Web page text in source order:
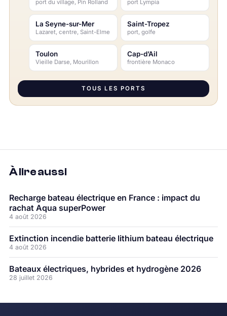
port du village, Pin Rolland port Lympia
La Seyne-sur-Mer
Lazaret, centre, Saint-Elme
Saint-Tropez
port, golfe
Toulon
Vieille Darse, Mourillon
Cap-d’Ail
frontière Monaco
TOUS LES PORTS
À lire aussi
Recharge bateau électrique en France : impact du
rachat Aqua superPower
4 août 2026
Extinction incendie batterie lithium bateau électrique
4 août 2026
Bateaux électriques, hybrides et hydrogène 2026
28 juillet 2026